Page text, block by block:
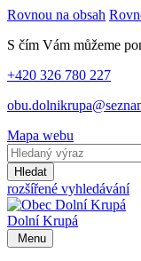
Rovnou na obsah
S čím Vám můžeme
+420 326 780 227
Mapa webu
Hledat
rozšířené vyhledávání
Dolní Krupá
Menu